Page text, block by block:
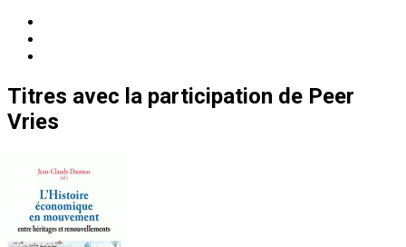
Titres avec la participation de Peer
Vries